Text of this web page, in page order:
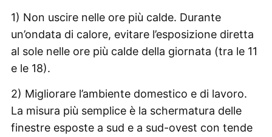
1) Non uscire nelle ore più calde. Durante
un’ondata di calore, evitare l’esposizione diretta
al sole nelle ore più calde della giornata (tra le 11
e le 18).
2) Migliorare l’ambiente domestico e di lavoro.
La misura più semplice è la schermatura delle
finestre esposte a sud e a sud-ovest con tende